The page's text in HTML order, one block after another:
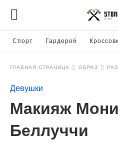
Спорт Гардероб
ГЛАВНАЯ СТРАНИЦА ОБРАЗ
Девушки
Макияж
Беллуччи